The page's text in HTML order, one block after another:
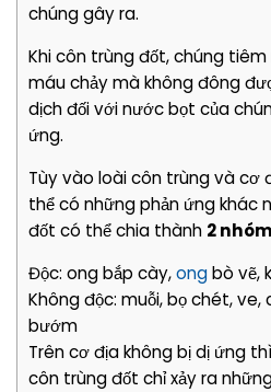
chúng gây ra.
Khi côn trùng đốt, chúng
máu chảy mà không đông
dịch đối với nước bọt của
ứng.
Tùy vào loài côn trùng và cơ
thể có những phản ứng khác
đốt có thể chia thành 2 nhóm
Độc: ong bắp cày,ongbò vẽ,
Không độc: muỗi, bọ chét, ve,
bướm
Trên cơ địa không bị dị ứng
côn trùng đốt chỉ xảy ra